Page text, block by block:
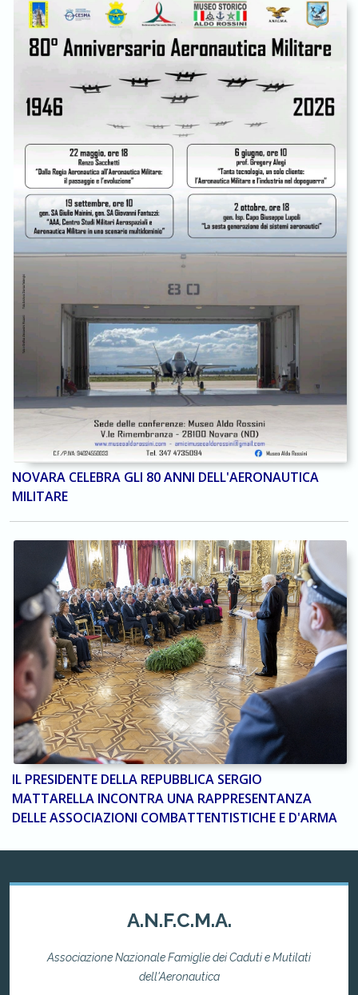
NOVARA CELEBRA GLI 80 ANNI DELL'AERONAUTICA
MILITARE
IL PRESIDENTE DELLA REPUBBLICA SERGIO
MATTARELLA INCONTRA UNA RAPPRESENTANZA
DELLE ASSOCIAZIONI COMBATTENTISTICHE E D'ARMA
A.N.F.C.M.A.
Associazione Nazionale Famiglie dei Caduti e Mutilati
dell'Aeronautica